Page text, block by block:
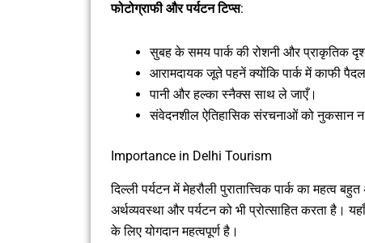
फोटोग्राफी और पर्यटन टिप्स:
सुबह के समय पार्क की रोशनी और प्राकृतिक
आरामदायक जूते पहनें क्योंकि पार्क में काफी
पानी और हल्का स्नैक्स साथ ले जाएँ।
संवेदनशील ऐतिहासिक संरचनाओं को नुकसान न
Importance in Delhi Tourism
दिल्ली पर्यटन में मेहरौली पुरातात्त्विक पार्क का
अर्थव्यवस्था और पर्यटन को भी प्रोत्साहित करता है।
के लिए योगदान महत्वपूर्ण है।